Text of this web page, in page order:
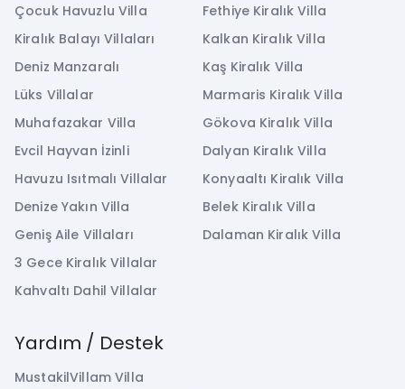
Çocuk Havuzlu Villa
Kiralık Balayı Villaları
Deniz Manzaralı
Lüks Villalar
Muhafazakar Villa
Evcil Hayvan İzinli
Havuzu Isıtmalı Villalar
Denize Yakın Villa
Geniş Aile Villaları
3 Gece Kiralık Villalar
Kahvaltı Dahil Villalar
Fethiye Kiralık Villa
Kalkan Kiralık Villa
Kaş Kiralık Villa
Marmaris Kiralık Villa
Gökova Kiralık Villa
Dalyan Kiralık Villa
Konyaaltı Kiralık Villa
Belek Kiralık Villa
Dalaman Kiralık Villa
Yardım / Destek
MustakilVillam Villa